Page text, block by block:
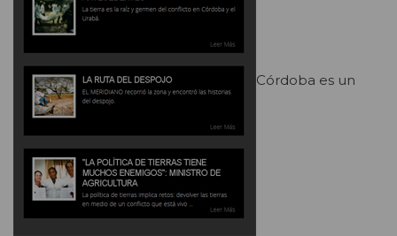
Córdoba es un